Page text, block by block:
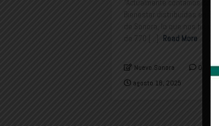
“Actualmente contamos
Bienestar distribuidas en 67
de Sonora, lo que nos ha
de 770 [...]
Read More
Nuevo Sonora
0
agosto 18, 2025